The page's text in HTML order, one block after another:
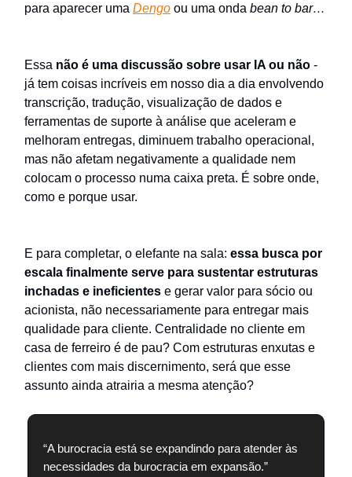
para aparecer uma Dengo ou uma onda bean to bar…
Essa não é uma discussão sobre usar IA ou não -
já tem coisas incríveis em nosso dia a dia envolvendo
transcrição, tradução, visualização de dados e
ferramentas de suporte à análise que aceleram e
melhoram entregas, diminuem trabalho operacional,
mas não afetam negativamente a qualidade nem
colocam o processo numa caixa preta. É sobre onde,
como e porque usar.
E para completar, o elefante na sala: essa busca por
escala finalmente serve para sustentar estruturas
inchadas e ineficientes e gerar valor para sócio ou
acionista, não necessariamente para entregar mais
qualidade para cliente. Centralidade no cliente em
casa de ferreiro é de pau? Com estruturas enxutas e
clientes com mais discernimento, será que esse
assunto ainda atrairia a mesma atenção?
“A burocracia está se expandindo para atender às
necessidades da burocracia em expansão.”